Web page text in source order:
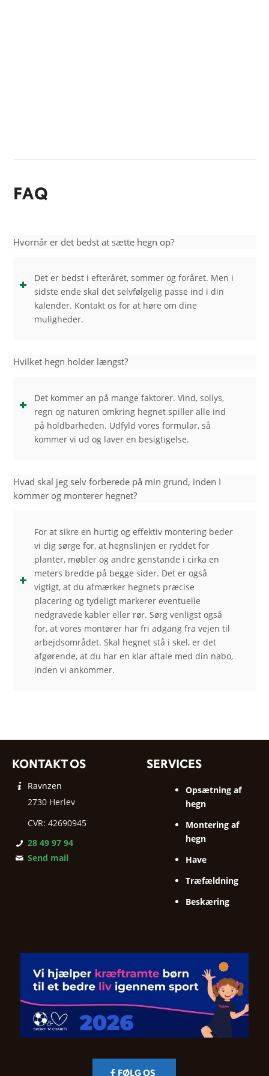
FAQ
Hvornår er det bedst at sætte hegn op?
Det er bedst i efteråret, sommer og foråret. Men i
sidste ende skal det selvfølgelig passe ind i din
kalender. Kontakt os for at høre om dine
muligheder.
Hvilket hegn holder længst?
Det kommer an på mange faktorer. Vind, sollys,
regn og naturen omkring hegnet spiller alle ind
på holdbarheden. Udfyld vores formular, så
kommer vi ud og laver en besigtigelse.
Hvad skal jeg selv forberede på min grund, inden I
kommer og monterer hegnet?
For at sikre en hurtig og effektiv montering beder
vi dig sørge for, at hegnslinjen er ryddet for
planter, møbler og andre genstande i cirka en
meters bredde på begge sider. Det er også
vigtigt, at du afmærker hegnets præcise
placering og tydeligt markerer eventuelle
nedgravede kabler eller rør. Sørg venligst også
for, at vores montører har fri adgang fra vejen til
arbejdsområdet. Skal hegnet stå i skel, er det
afgørende, at du har en klar aftale med din nabo,
inden vi ankommer.
KONTAKT OS
Ravnzen
2730 Herlev
CVR: 42690945
28 49 97 94
Send mail
SERVICES
Opsætning af
hegn
Montering af
hegn
Have
Træfældning
Beskæring
FØLG OS